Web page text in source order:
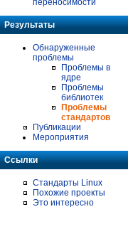
Результаты
Обнаруженные
проблемы
Проблемы в
ядре
Проблемы
библиотек
Проблемы
стандартов
Публикации
Мероприятия
Ссылки
Стандарты Linux
Похожие проекты
Это интересно